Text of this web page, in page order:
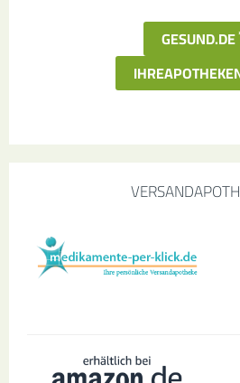
GESUND.DE